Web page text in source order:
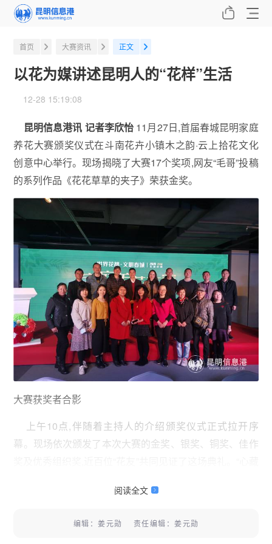
首页 大赛资讯 正文
以花为媒讲述昆明人的“花样”生活
12-28 15:19:08
昆明信息港讯 记者李欣怡 11月27日,首届春城昆明家庭
养花大赛颁奖仪式在斗南花卉小镇木之韵·云上拾花文化
创意中心举行。现场揭晓了大赛17个奖项,网友“毛哥”投稿
的系列作品《花花草草的夹子》荣获金奖。
大赛获奖者合影
上午10点,伴随着主持人的介绍颁奖仪式正式拉开序
幕。现场依次颁发了本次大赛的金奖、银奖、铜奖、佳作
阅读全文
编辑：姜元勋 责任编辑：姜元勋